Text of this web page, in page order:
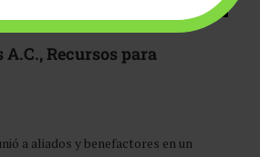
Recursos para
a aliados y benefactores en un